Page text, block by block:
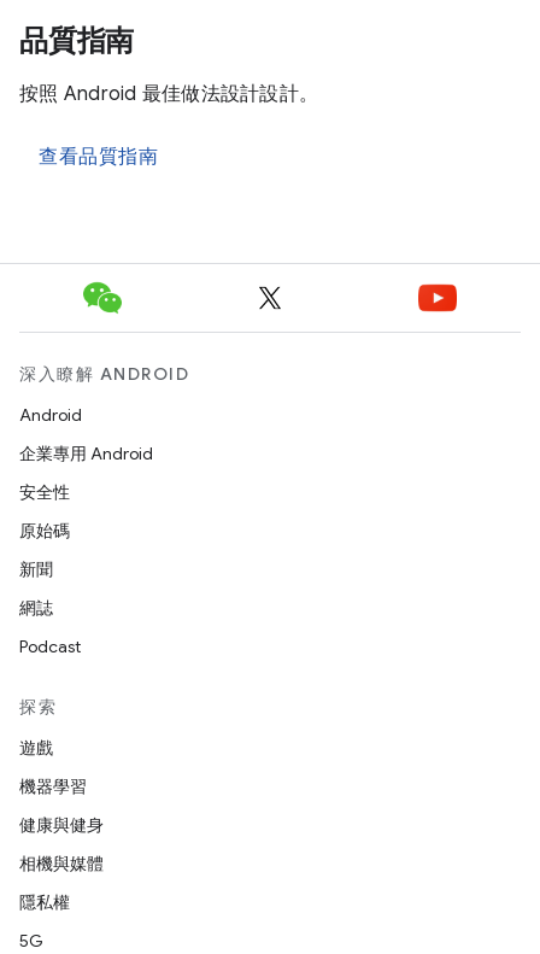
品質指南
按照 Android 最佳做法設計設計。
查看品質指南
深入瞭解 ANDROID
Android
企業專用 Android
安全性
原始碼
新聞
網誌
Podcast
探索
遊戲
機器學習
健康與健身
相機與媒體
隱私權
5G